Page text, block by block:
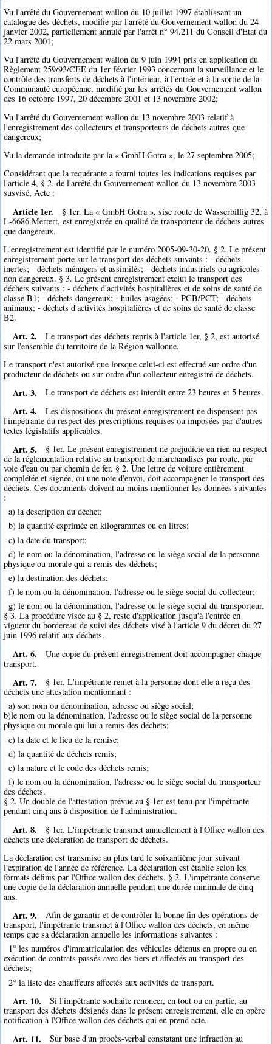
Vu l'arrêté du Gouvernement wallon du 10 juillet 1997 établissant un
catalogue des déchets, modifié par l'arrêté du Gouvernement wallon du 24
janvier 2002, partiellement annulé par l'arrêt n° 94.211 du Conseil d'Etat du
22 mars 2001;
Vu l'arrêté du Gouvernement wallon du 9 juin 1994 pris en application du
Règlement 259/93/CEE du 1er février 1993 concernant la surveillance et le
contrôle des transferts de déchets à l'intérieur, à l'entrée et à la sortie de la
Communauté européenne, modifié par les arrêtés du Gouvernement wallon
des 16 octobre 1997, 20 décembre 2001 et 13 novembre 2002;
Vu l'arrêté du Gouvernement wallon du 13 novembre 2003 relatif à
l'enregistrement des collecteurs et transporteurs de déchets autres que
dangereux;
Vu la demande introduite par la « GmbH Gotra », le 27 septembre 2005;
Considérant que la requérante a fourni toutes les indications requises par
l'article 4, § 2, de l'arrêté du Gouvernement wallon du 13 novembre 2003
susvisé, Acte :
Article 1er.
§ 1er. La « GmbH Gotra », sise route de Wasserbillig 32, à
L-6686 Mertert, est enregistrée en qualité de transporteur de déchets autres
que dangereux.
L'enregistrement est identifié par le numéro 2005-09-30-20. § 2. Le présent
enregistrement porte sur le transport des déchets suivants : - déchets
inertes; - déchets ménagers et assimilés; - déchets industriels ou agricoles
non dangereux. § 3. Le présent enregistrement exclut le transport des
déchets suivants : - déchets d'activités hospitalières et de soins de santé de
classe B1; - déchets dangereux; - huiles usagées; - PCB/PCT; - déchets
animaux; - déchets d'activités hospitalières et de soins de santé de classe
B2.
Art. 2.
Le transport des déchets repris à l'article 1er, § 2, est autorisé
sur l'ensemble du territoire de la Région wallonne.
Le transport n'est autorisé que lorsque celui-ci est effectué sur ordre d'un
producteur de déchets ou sur ordre d'un collecteur enregistré de déchets.
Art. 3. Le transport de déchets est interdit entre 23 heures et 5 heures.
Art. 4.
Les dispositions du présent enregistrement ne dispensent pas
l'impétrante du respect des prescriptions requises ou imposées par d'autres
textes législatifs applicables.
Art. 5.
§ 1er. Le présent enregistrement ne préjudicie en rien au respect
de la réglementation relative au transport de marchandises par route, par
voie d'eau ou par chemin de fer. § 2. Une lettre de voiture entièrement
complétée et signée, ou une note d'envoi, doit accompagner le transport des
déchets. Ces documents doivent au moins mentionner les données suivantes
:
a) la description du déchet;
b) la quantité exprimée en kilogrammes ou en litres;
c) la date du transport;
d) le nom ou la dénomination, l'adresse ou le siège social de la personne
physique ou morale qui a remis des déchets;
e) la destination des déchets;
f) le nom ou la dénomination, l'adresse ou le siège social du collecteur;
g) le nom ou la dénomination, l'adresse ou le siège social du transporteur.
§ 3. La procédure visée au § 2, reste d'application jusqu'à l'entrée en
vigueur du bordereau de suivi des déchets visé à l'article 9 du décret du 27
juin 1996 relatif aux déchets.
Art. 6.
Une copie du présent enregistrement doit accompagner chaque
transport.
Art. 7.
§ 1er. L'impétrante remet à la personne dont elle a reçu des
déchets une attestation mentionnant :
a) son nom ou dénomination, adresse ou siège social;
b)le nom ou la dénomination, l'adresse ou le siège social de la personne
physique ou morale qui lui a remis des déchets;
c) la date et le lieu de la remise;
d) la quantité de déchets remis;
e) la nature et le code des déchets remis;
f) le nom ou la dénomination, l'adresse ou le siège social du transporteur
des déchets.
§ 2. Un double de l'attestation prévue au § 1er est tenu par l'impétrante
pendant cinq ans à disposition de l'administration.
Art. 8.
§ 1er. L'impétrante transmet annuellement à l'Office wallon des
déchets une déclaration de transport de déchets.
La déclaration est transmise au plus tard le soixantième jour suivant
l'expiration de l'année de référence. La déclaration est établie selon les
formats définis par l'Office wallon des déchets. § 2. L'impétrante conserve
une copie de la déclaration annuelle pendant une durée minimale de cinq
ans.
Art. 9.
Afin de garantir et de contrôler la bonne fin des opérations de
transport, l'impétrante transmet à l'Office wallon des déchets, en même
temps que sa déclaration annuelle les informations suivantes :
1° les numéros d'immatriculation des véhicules détenus en propre ou en
exécution de contrats passés avec des tiers et affectés au transport des
déchets;
2° la liste des chauffeurs affectés aux activités de transport.
Art. 10.
Si l'impétrante souhaite renoncer, en tout ou en partie, au
transport des déchets désignés dans le présent enregistrement, elle en opère
notification à l'Office wallon des déchets qui en prend acte.
Art. 11.
Sur base d'un procès-verbal constatant une infraction au